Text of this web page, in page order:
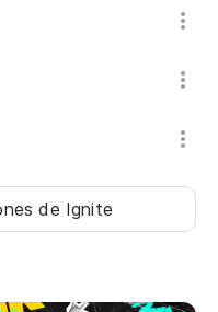
de Ignite